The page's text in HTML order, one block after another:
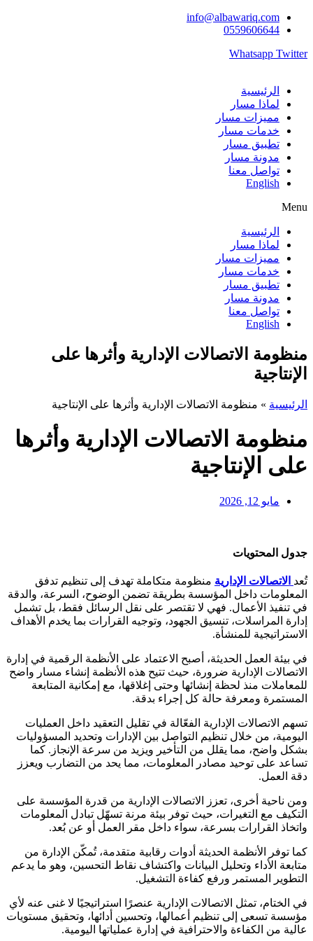
info@albawariq.com
0559606644
Whatsapp Twitter
الرئيسية
لماذا مسار
مميزات مسار
خدمات مسار
تطبيق مسار
مدونة مسار
تواصل معنا
English
Menu
الرئيسية
لماذا مسار
مميزات مسار
خدمات مسار
تطبيق مسار
مدونة مسار
تواصل معنا
English
منظومة الاتصالات الإدارية وأثرها على
الإنتاجية
الرئيسية»منظومة الاتصالات الإدارية وأثرها على الإنتاجية
منظومة الاتصالات الإدارية وأثرها
على الإنتاجية
مايو 12, 2026
جدول المحتويات
تُعد الاتصالات الإداريةمنظومة متكاملة تهدف إلى تنظيم تدفق
المعلومات داخل المؤسسة بطريقة تضمن الوضوح، السرعة، والدقة
في تنفيذ الأعمال. فهي لا تقتصر على نقل الرسائل فقط، بل تشمل
إدارة المراسلات، تنسيق الجهود، وتوجيه القرارات بما يخدم الأهداف
الاستراتيجية للمنشأة.
في بيئة العمل الحديثة، أصبح الاعتماد على الأنظمة الرقمية في إدارة
الاتصالات الإدارية ضرورة، حيث تتيح هذه الأنظمة إنشاء مسار واضح
للمعاملات منذ لحظة إنشائها وحتى إغلاقها، مع إمكانية المتابعة
المستمرة ومعرفة حالة كل إجراء بدقة.
تسهم الاتصالات الإدارية الفعّالة في تقليل التعقيد داخل العمليات
اليومية، من خلال تنظيم التواصل بين الإدارات وتحديد المسؤوليات
بشكل واضح، مما يقلل من التأخير ويزيد من سرعة الإنجاز. كما
تساعد على توحيد مصادر المعلومات، مما يحد من التضارب ويعزز
دقة العمل.
ومن ناحية أخرى، تعزز الاتصالات الإدارية من قدرة المؤسسة على
التكيف مع التغيرات، حيث توفر بيئة مرنة تسهّل تبادل المعلومات
واتخاذ القرارات بسرعة، سواء داخل مقر العمل أو عن بُعد.
كما توفر الأنظمة الحديثة أدوات رقابية متقدمة، تُمكّن الإدارة من
متابعة الأداء وتحليل البيانات واكتشاف نقاط التحسين، وهو ما يدعم
التطوير المستمر ورفع كفاءة التشغيل.
في الختام، تمثل الاتصالات الإدارية عنصرًا استراتيجيًا لا غنى عنه لأي
مؤسسة تسعى إلى تنظيم أعمالها، وتحسين أدائها، وتحقيق مستويات
عالية من الكفاءة والاحترافية في إدارة عملياتها اليومية.